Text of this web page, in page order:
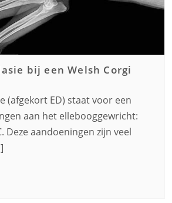
bij eenWelsh Corgi
(afgekort ED) staat voor een
aan het ellebooggewricht:
Deze aandoeningen zijn veel